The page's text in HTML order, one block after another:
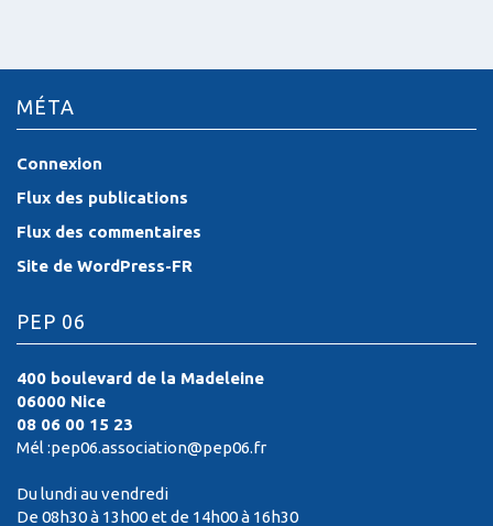
MÉTA
Connexion
Flux des publications
Flux des commentaires
Site de WordPress-FR
PEP 06
400 boulevard de la Madeleine
06000 Nice
08 06 00 15 23
Mél :pep06.association@pep06.fr
Du lundi au vendredi
De 08h30 à 13h00 et de 14h00 à 16h30